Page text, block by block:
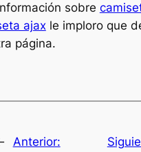
sobre
ajaxle imploro que
página.
Anterior: